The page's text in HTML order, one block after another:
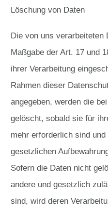
Löschung von Daten
Die von uns verarbeiteten
Maßgabe der Art. 17 und
ihrer Verarbeitung
Rahmen dieser
angegeben, werden die
gelöscht, sobald sie für
mehr erforderlich sind
gesetzlichen
Sofern die Daten nicht
andere und gesetzlich
sind, wird deren